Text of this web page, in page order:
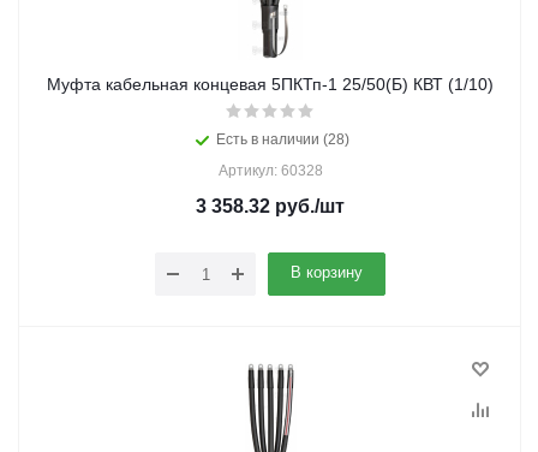
Муфта кабельная концевая 5ПКТп-1 25/50(Б) КВТ (1/10)
Есть в наличии (28)
Артикул: 60328
3 358.32 руб./шт
В корзину